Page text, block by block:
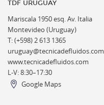
TDF URUGUAY
Mariscala 1950 esq. Av. Italia
Montevideo (Uruguay)
T: (+598) 2 613 1365
uruguay@tecnicadefluidos.com
www.tecnicadefluidos.com
L-V: 8:30–17:30
Google Maps